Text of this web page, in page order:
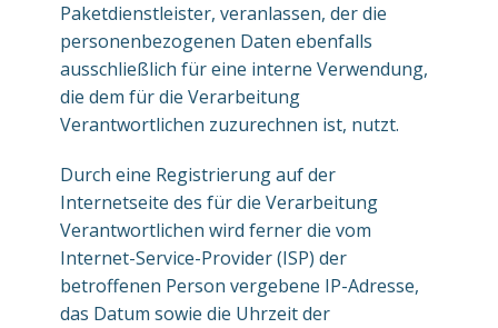
Paketdienstleister, veranlassen, der die
personenbezogenen Daten ebenfalls
ausschließlich für eine interne Verwendung,
die dem für die Verarbeitung
Verantwortlichen zuzurechnen ist, nutzt.
Durch eine Registrierung auf der
Internetseite des für die Verarbeitung
Verantwortlichen wird ferner die vom
Internet-Service-Provider (ISP) der
betroffenen Person vergebene IP-Adresse,
das Datum sowie die Uhrzeit der